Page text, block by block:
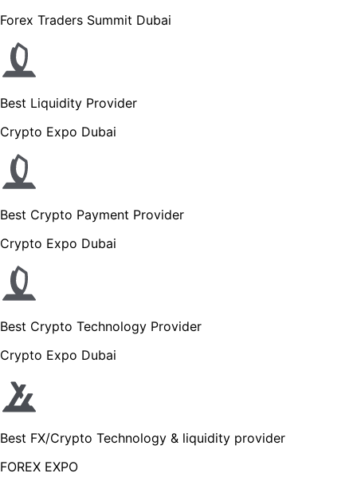
Forex Traders Summit Dubai
Best Liquidity Provider
Crypto Expo Dubai
Best Crypto Payment Provider
Crypto Expo Dubai
Best Crypto Technology Provider
Crypto Expo Dubai
Best FX/Crypto Technology & liquidity provider
FOREX EXPO